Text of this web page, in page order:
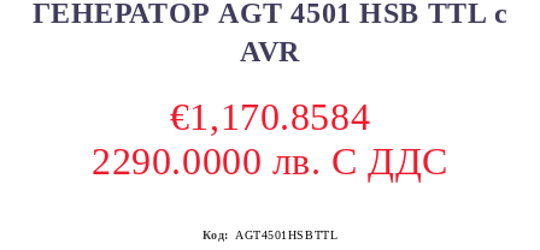
ГЕНЕРАТОР AGT 4501 HSB TTL с
AVR
€1,170.8584
2290.0000 лв. С ДДС
Код: AGT4501HSBTTL